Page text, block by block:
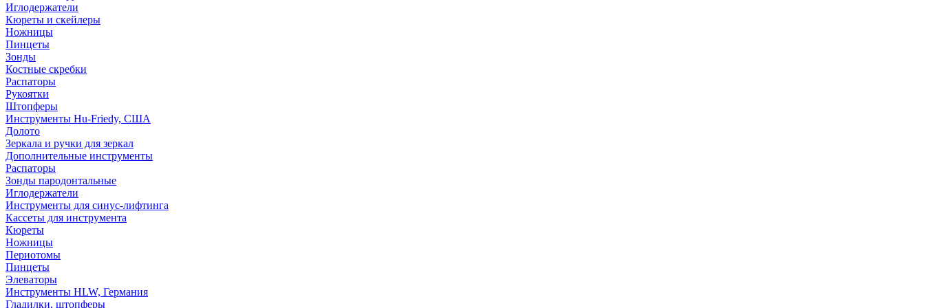
Иглодержатели
Кюреты и скейлеры
Ножницы
Пинцеты
Зонды
Костные скребки
Распаторы
Рукоятки
Штопферы
Инструменты Hu-Friedy, США
Долото
Зеркала и ручки для зеркал
Дополнительные инструменты
Распаторы
Зонды пародонтальные
Иглодержатели
Инструменты для синус-лифтинга
Кассеты для инструмента
Кюреты
Ножницы
Периотомы
Пинцеты
Элеваторы
Инструменты HLW, Германия
Гладилки, штопферы